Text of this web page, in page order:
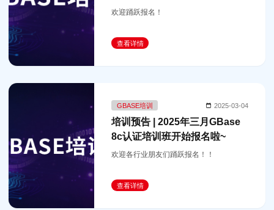
欢迎踊跃报名！
查看详情
GBASE培训 2025-03-04
培训预告 | 2025年三月GBase
8c认证培训班开始报名啦~
欢迎各行业朋友们踊跃报名！！
查看详情